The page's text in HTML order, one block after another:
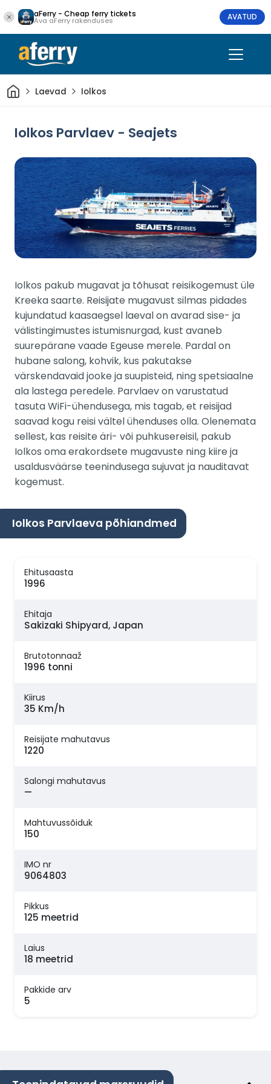
aFerry - Cheap ferry tickets
Ava aFerry rakenduses AVATUD
Avaleht
Laevad Iolkos
Iolkos Parvlaev - Seajets
Iolkos pakub mugavat ja tõhusat reisikogemust üle
Kreeka saarte. Reisijate mugavust silmas pidades
kujundatud kaasaegsel laeval on avarad sise- ja
välistingimustes istumisnurgad, kust avaneb
suurepärane vaade Egeuse merele. Pardal on
hubane salong, kohvik, kus pakutakse
värskendavaid jooke ja suupisteid, ning spetsiaalne
ala lastega peredele. Parvlaev on varustatud
tasuta WiFi-ühendusega, mis tagab, et reisijad
saavad kogu reisi vältel ühenduses olla. Olenemata
sellest, kas reisite äri- või puhkusereisil, pakub
Iolkos oma erakordsete mugavuste ning kiire ja
usaldusväärse teenindusega sujuvat ja nauditavat
kogemust.
Iolkos Parvlaeva põhiandmed
Ehitusaasta
1996
Ehitaja
Sakizaki Shipyard, Japan
Brutotonnaaž
1996 tonni
Kiirus
35 Km/h
Reisijate mahutavus
1220
Salongi mahutavus
—
Mahtuvussõiduk
150
IMO nr
9064803
Pikkus
125 meetrid
Laius
18 meetrid
Pakkide arv
5